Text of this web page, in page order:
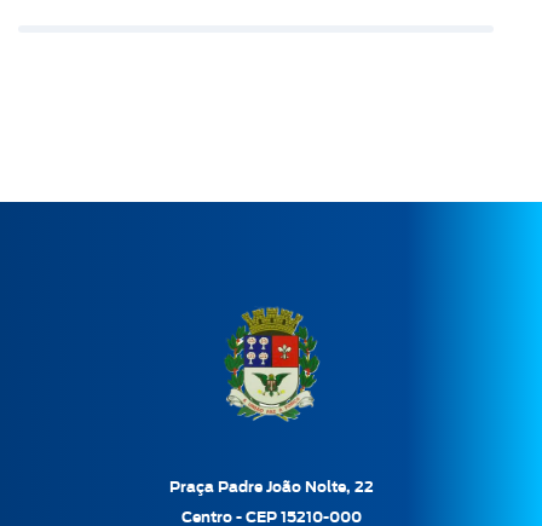
Praça Padre João Nolte, 22
Centro - CEP 15210-000